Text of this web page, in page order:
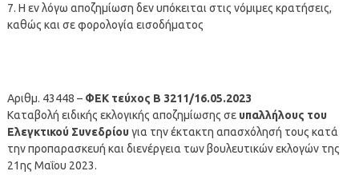
7. Η εν λόγω αποζημίωση δεν υπόκειται στις νόμιμες κρατήσεις,
καθώς και σε φορολογία εισοδήματος
Αριθμ. 43448 – ΦΕΚ τεύχος Β 3211/16.05.2023
Καταβολή ειδικής εκλογικής αποζημίωσης σε υπαλλήλους του
Ελεγκτικού Συνεδρίουγια την έκτακτη απασχόλησή τους κατά
την προπαρασκευή και διενέργεια των βουλευτικών εκλογών της
21ης Μαΐου 2023.